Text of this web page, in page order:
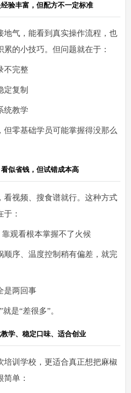
验丰富，但配方不一定标准
地气，能看到真实操作流程，也
的小技巧。但问题就在于：
不完整
定复制
统教学
但零基础学员可能掌握得没那么
似省钱，但试错成本高
看视频、搜食谱就行。这种方式
：
靠观看根本掌握不了火候
顺序、温度控制稍有偏差，就完
是两回事
是“差很多”。
学、稳定口味、适合创业
培训学校，更适合真正想把麻椒
单：